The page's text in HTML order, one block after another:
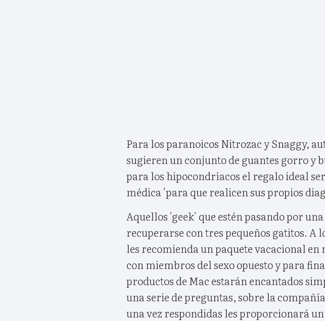
Para los paranoicos Nitrozac y Snaggy,
sugieren un conjunto de guantes gorro y
para los hipocondríacos el regalo ideal
médica 'para que realicen sus propios
Aquellos 'geek' que estén pasando por
recuperarse con tres pequeños gatitos. A
les recomienda un paquete vacacional en
con miembros del sexo opuesto y para
productos de Mac estarán encantados
una serie de preguntas, sobre la
una vez respondidas les proporcionará